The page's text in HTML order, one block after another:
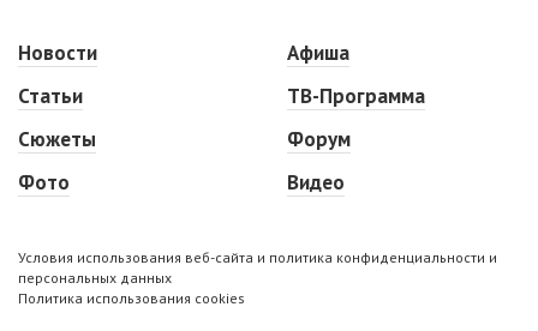
Новости
Статьи
Сюжеты
Фото
Афиша
ТВ-Программа
Форум
Видео
Условия использования веб-сайта и политика конфиденциальности и
персональных данных
Политика использования cookies